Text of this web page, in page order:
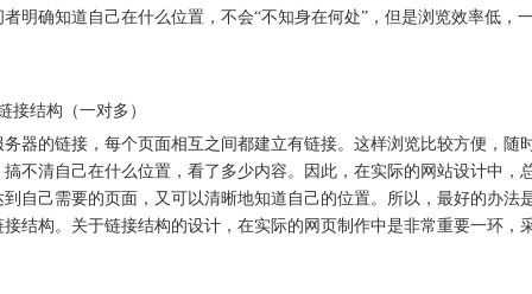
明确知道自己在什么位置，不会“不知身在何处”，但是浏览效率低
接结构（一对多）
务器的链接，每个页面相互之间都建立有链接。这样浏览比较方便，
搞不清自己在什么位置，看了多少内容。因此，在实际的网站设计中
到自己需要的页面，又可以清晰地知道自己的位置。所以，最好的办
接结构。关于链接结构的设计，在实际的网页制作中是非常重要一环，